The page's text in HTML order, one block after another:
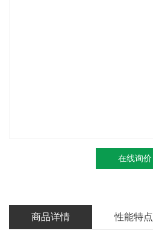
在线询价
商品详情 性能特点